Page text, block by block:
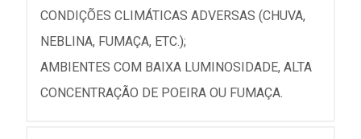
CONDIÇÕES CLIMÁTICAS ADVERSAS (CHUVA,
NEBLINA, FUMAÇA, ETC.);
AMBIENTES COM BAIXA LUMINOSIDADE, ALTA
CONCENTRAÇÃO DE POEIRA OU FUMAÇA.